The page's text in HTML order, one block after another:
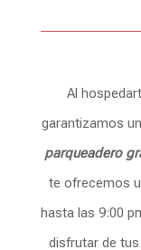
Al
garantizamos
parqueadero
te ofrecemos
hasta las 9:00
disfrutar de